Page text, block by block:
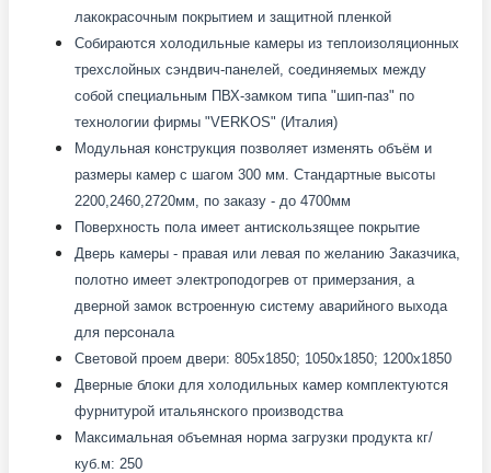
лакокрасочным покрытием и защитной пленкой
Собираются холодильные камеры из теплоизоляционных
трехслойных сэндвич-панелей, соединяемых между
собой специальным ПВХ-замком типа "шип-паз" по
технологии фирмы "VERKOS" (Италия)
Модульная конструкция позволяет изменять объём и
размеры камер с шагом 300 мм. Стандартные высоты
2200,2460,2720мм, по заказу - до 4700мм
Поверхность пола имеет антискользящее покрытие
Дверь камеры - правая или левая по желанию Заказчика,
полотно имеет электроподогрев от примерзания, а
дверной замок встроенную систему аварийного выхода
для персонала
Световой проем двери: 805x1850; 1050x1850; 1200x1850
Дверные блоки для холодильных камер комплектуются
фурнитурой итальянского производства
Максимальная объемная норма загрузки продукта кг/
куб.м: 250